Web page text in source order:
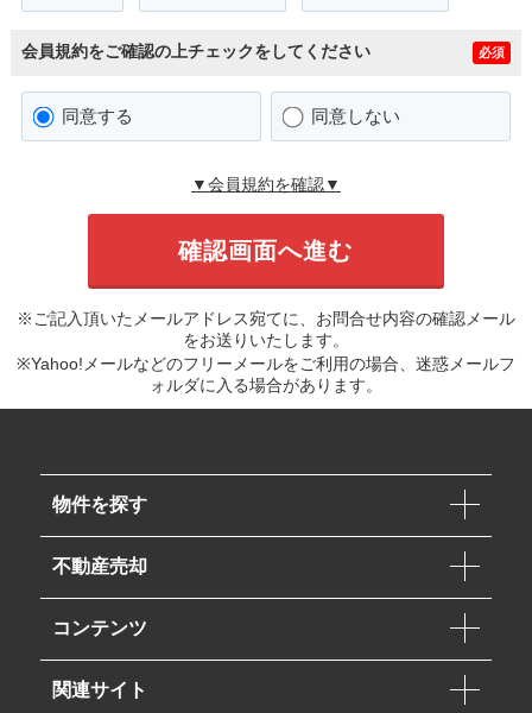
会員規約をご確認の上チェックをしてください 必須
同意する 同意しない
▼会員規約を確認▼
※ご記入頂いたメールアドレス宛てに、お問合せ内容の確認メール
をお送りいたします。
※Yahoo!メールなどのフリーメールをご利用の場合、迷惑メールフ
ォルダに入る場合があります。
物件を探す
不動産売却
コンテンツ
関連サイト